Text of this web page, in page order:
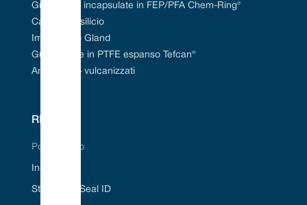
Guarnizioni incapsulate in FEP/PFA Chem-Ring®
Carburo di silicio
Imballaggio Gland
Guarnizione in PTFE espanso Tefcan®
Anelli a «O» vulcanizzati
RISORSE
Portale Web
Industrie
Strumento Seal ID